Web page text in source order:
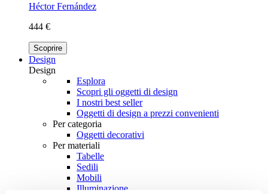
Héctor Fernández
444 €
Scoprire
Design
Design
Esplora
Scopri gli oggetti di design
I nostri best seller
Oggetti di design a prezzi convenienti
Per categoria
Oggetti decorativi
Per materiali
Tabelle
Sedili
Mobili
Illuminazione